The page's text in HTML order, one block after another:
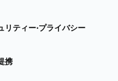
リティー⋅プライバシー
携